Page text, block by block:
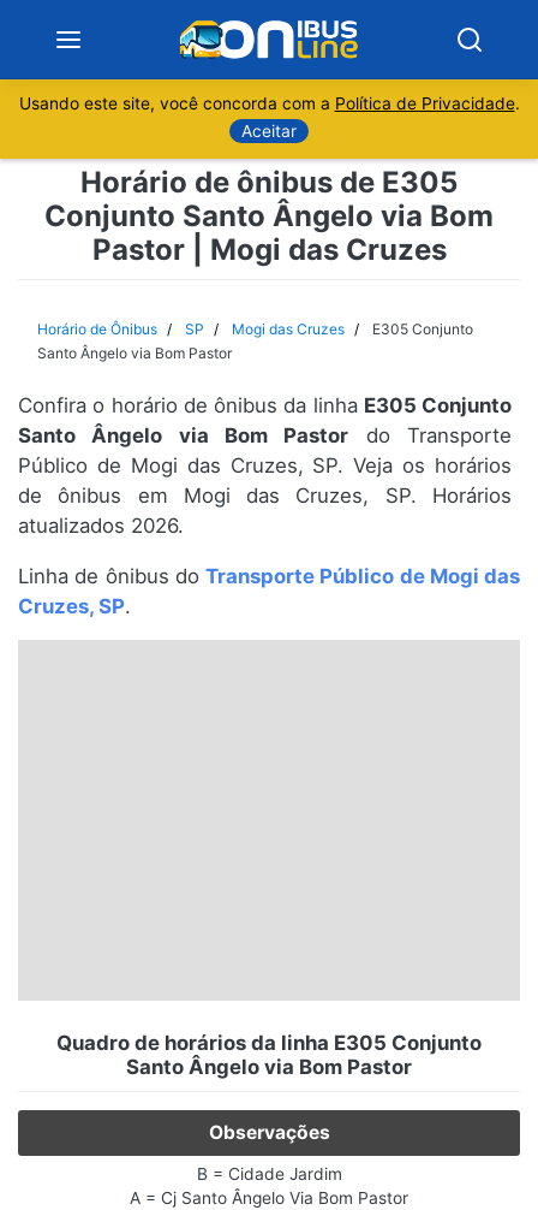
Sobre
Minas Gerais
Espírito Santo
Paraná
Santa Catarina
Usando este site, você concorda com a Política de Privacidade.
Aceitar
Horário de ônibus de E305
Conjunto Santo Ângelo via Bom
Pastor | Mogi das Cruzes
Horário de Ônibus SP Mogi das Cruzes
E305 Conjunto
Santo Ângelo via Bom Pastor
Confira o horário de ônibus da linha E305 Conjunto
Santo Ângelo via Bom Pastor do Transporte
Público de Mogi das Cruzes, SP. Veja os horários
de ônibus em Mogi das Cruzes, SP. Horários
atualizados 2026.
Linha de ônibus do Transporte Público de Mogi das
Cruzes, SP.
Quadro de horários da linha E305 Conjunto
Santo Ângelo via Bom Pastor
Observações
B = Cidade Jardim
A = Cj Santo Ângelo Via Bom Pastor